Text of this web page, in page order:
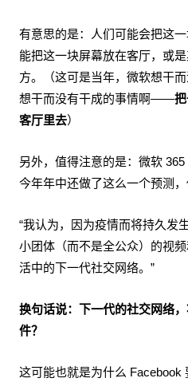
有意思的是：人们可能会把这
能把这一块屏幕放在客厅，或
方。（这可是当年，微软想干
想干而没有干成的事情啊——
客厅里去）
另外，值得注意的是：微软
今年年中还做了这么一个预测，
“我认为，因为疫情而将持久发
小团体（而不是全公众）的视
活中的下一代社交网络。”
换句话说：下一代的社交网络
件？
这可能也就是为什么 Facebook